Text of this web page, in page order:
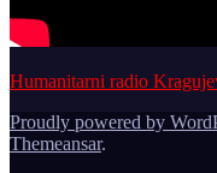
Humanitarni radio
Proudly powered by
Themeansar.